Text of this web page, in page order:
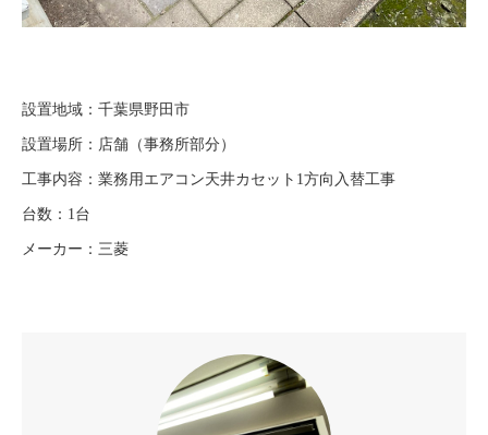
設置地域：千葉県野田市
設置場所：店舗（事務所部分）
工事内容：業務用エアコン天井カセット1方向入替工事
台数：1台
メーカー：三菱